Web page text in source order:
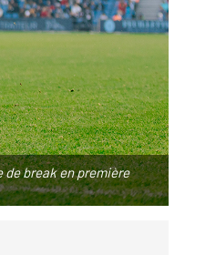
de break en première